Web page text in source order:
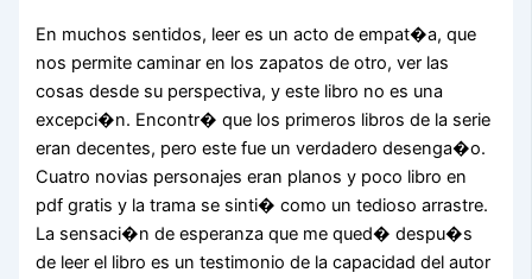
En muchos sentidos, leer es un acto de empat�a, que
nos permite caminar en los zapatos de otro, ver las
cosas desde su perspectiva, y este libro no es una
excepci�n. Encontr� que los primeros libros de la serie
eran decentes, pero este fue un verdadero desenga�o.
Cuatro novias personajes eran planos y poco libro en
pdf gratis y la trama se sinti� como un tedioso arrastre.
La sensaci�n de esperanza que me qued� despu�s
de leer el libro es un testimonio de la capacidad del autor